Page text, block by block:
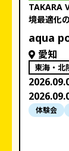
TAKARA
境最適化
aqua
愛知
東海・北
体験会